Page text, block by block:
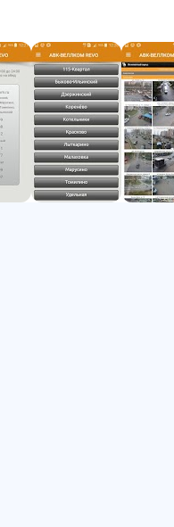
ウェルカム用のイン
めにユニークな機会を
ョンで利用できる「お
支払い "このモバイルア
AVC-ウェルカムネッ
とができます。最後
れ、改良されたデザイ